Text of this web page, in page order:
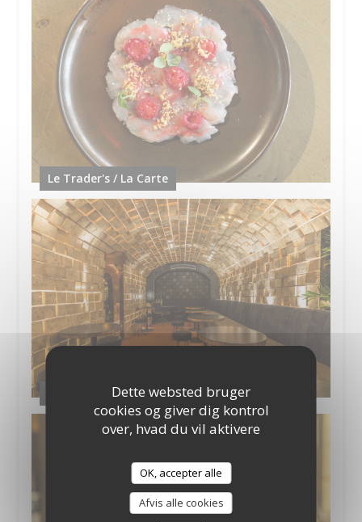
Dette websted bruger
cookies og giver dig kontrol
over, hvad du vil aktivere
OK, accepter alle
Afvis alle cookies
Le Trader's / La Carte